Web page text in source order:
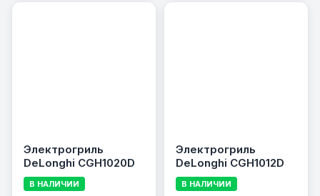
Электрогриль
DeLonghi CGH1020D
В НАЛИЧИИ
Электрогриль
DeLonghi CGH1012D
В НАЛИЧИИ